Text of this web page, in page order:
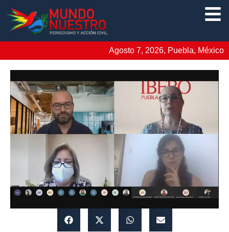
Agosto 7, 2026, Puebla, México